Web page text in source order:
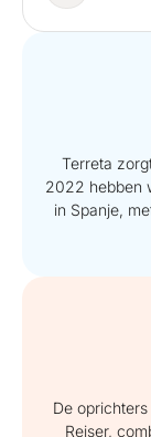
Terreta
2022 hebben
in Spanje,
De
Reiser,